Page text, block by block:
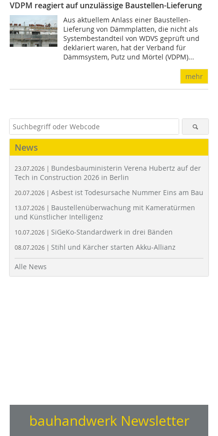
VDPM reagiert auf unzulässige Baustellen-Lieferung
Aus aktuellem Anlass einer Baustellen-
Lieferung von Dämmplatten, die nicht als
Systembestandteil von WDVS geprüft und
deklariert waren, hat der Verband für
Dämmsystem, Putz und Mörtel (VDPM)...
mehr
News
23.07.2026 | Bundesbauministerin Verena Hubertz auf der
Tech in Construction 2026 in Berlin
20.07.2026 | Asbest ist Todesursache Nummer Eins am Bau
13.07.2026 | Baustellenüberwachung mit Kameratürmen
und Künstlicher Intelligenz
10.07.2026 | SiGeKo-Standardwerk in drei Bänden
08.07.2026 | Stihl und Kärcher starten Akku-Allianz
Alle News
bauhandwerk Newsletter